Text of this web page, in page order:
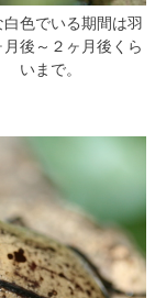
白色でいる期間は羽
月後～２ヶ月後くら
いまで。